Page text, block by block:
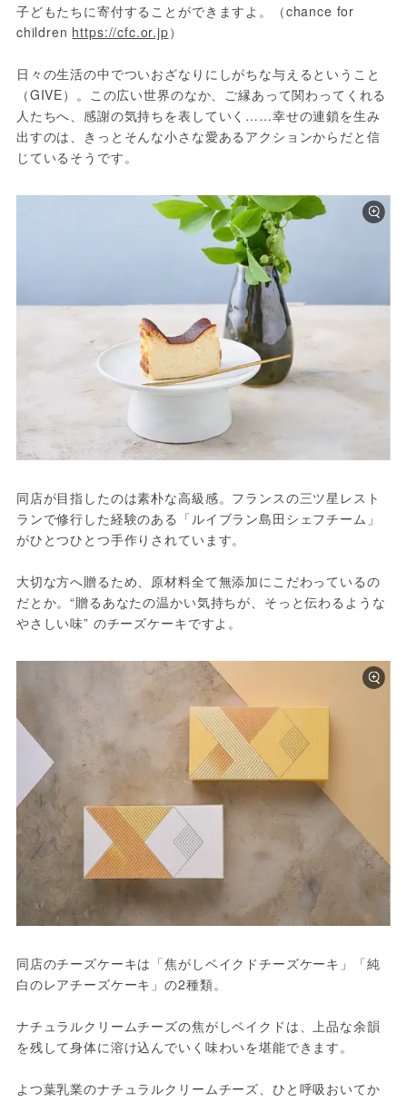
子どもたちに寄付することができますよ。（chance for
children https://cfc.or.jp）
日々の生活の中でついおざなりにしがちな与えるということ
（GIVE）。この広い世界のなか、ご縁あって関わってくれる
人たちへ、感謝の気持ちを表していく……幸せの連鎖を生み
出すのは、きっとそんな小さな愛あるアクションからだと信
じているそうです。
同店が目指したのは素朴な高級感。フランスの三ツ星レスト
ランで修行した経験のある「ルイブラン島田シェフチーム」
がひとつひとつ手作りされています。
大切な方へ贈るため、原材料全て無添加にこだわっているの
だとか。“贈るあなたの温かい気持ちが、そっと伝わるような
やさしい味” のチーズケーキですよ。
同店のチーズケーキは「焦がしベイクドチーズケーキ」「純
白のレアチーズケーキ」の2種類。
ナチュラルクリームチーズの焦がしベイクドは、上品な余韻
を残して身体に溶け込んでいく味わいを堪能できます。
よつ葉乳業のナチュラルクリームチーズ、ひと呼吸おいてか